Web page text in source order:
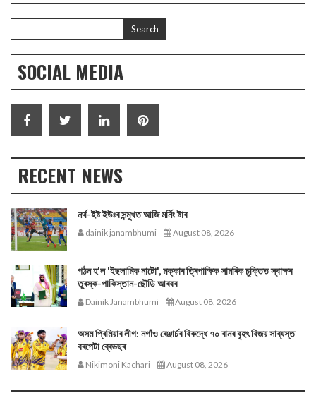
SOCIAL MEDIA
RECENT NEWS
নর্থ-ইষ্ট ইউঃৰ সন্মুখত আজি মর্নিং ষ্টাৰ
dainik janambhumi August 08, 2026
গঠন হ'ল 'ইছলামিক নাটো', মক্কাৰ ত্ৰিপাক্ষিক সামৰিক চুক্তিত স্বাক্ষৰ
তুৰস্ক-পাকিস্তান-ছৌডি আৰবৰ
Dainik Janambhumi August 08, 2026
অসম প্ৰিমিয়াৰ লীগ: নগাঁও ৰেঞ্জাৰ্চৰ বিৰুদ্ধে ৭০ ৰানৰ বৃহৎ বিজয় সাব্যস্ত
বৰপেটা ব্ৰেভছৰ
Nikimoni Kachari August 08, 2026